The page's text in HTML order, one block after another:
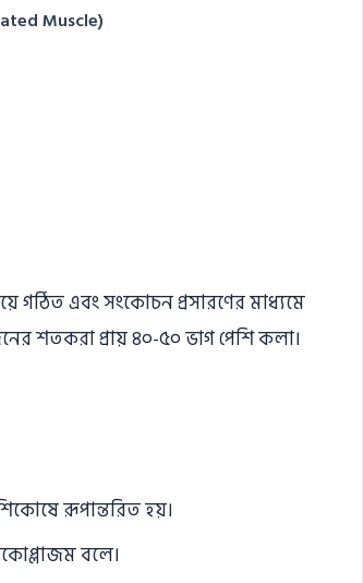
Muscle)
গঠিত এবং সংকোচন প্রসারণের মাধ্যমে
শতকরা প্রায় ৪০-৫০ ভাগ পেশি কলা।
রূপান্তরিত হয়।
বলে।